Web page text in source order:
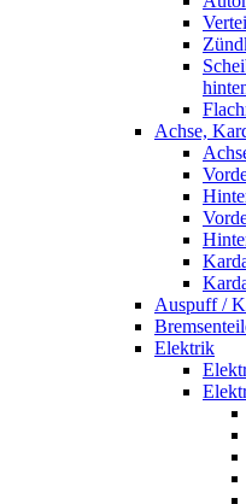
Achse,
Auspuff /
Elektrik